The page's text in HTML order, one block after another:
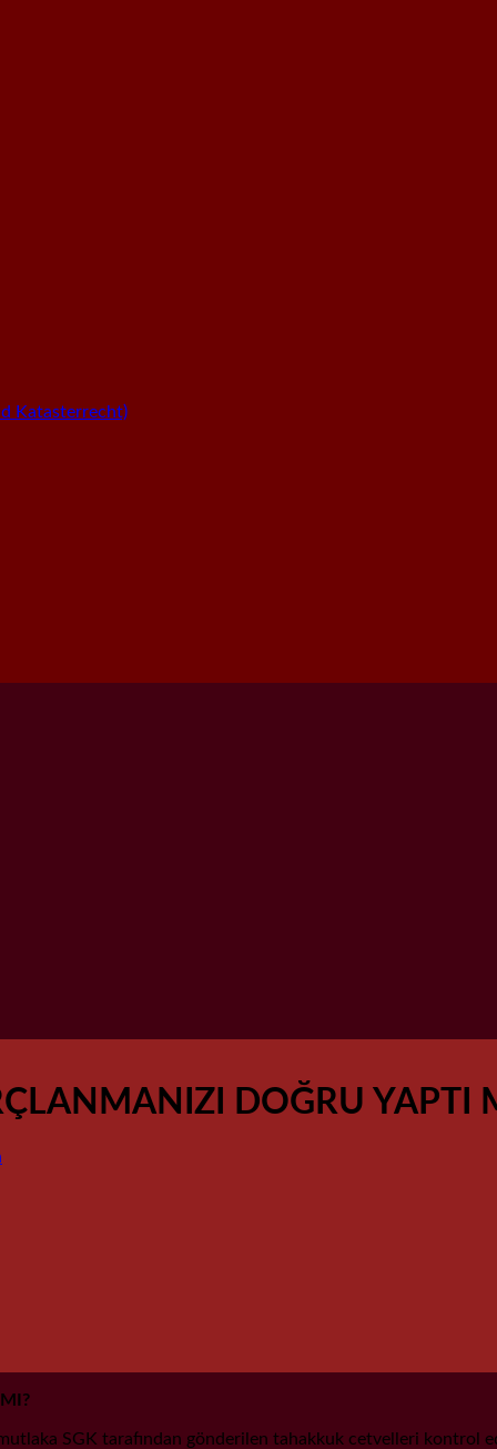
Katasterrecht)
DOĞRU YAPTI
SGK tarafından gönderilen tahakkuk cetvelleri kontrol